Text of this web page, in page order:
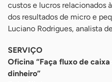
custos e lucros relacionados
dos resultados de micro e
Luciano Rodrigues, analista
SERVIÇO
Oficina “Faça fluxo de
dinheiro”